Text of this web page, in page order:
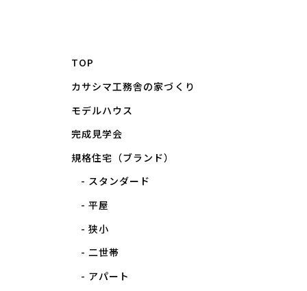
TOP
カサシマ工務舎の家づくり
モデルハウス
完成見学会
規格住宅（ブランド）
スタンダード
平屋
狭小
二世帯
アパート